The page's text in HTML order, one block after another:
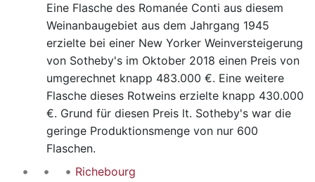
Eine Flasche des Romanée Conti aus diesem
Weinanbaugebiet aus dem Jahrgang 1945
erzielte bei einer New Yorker Weinversteigerung
von Sotheby's im Oktober 2018 einen Preis von
umgerechnet knapp 483.000 €. Eine weitere
Flasche dieses Rotweins erzielte knapp 430.000
€. Grund für diesen Preis lt. Sotheby's war die
geringe Produktionsmenge von nur 600
Flaschen.
Richebourg